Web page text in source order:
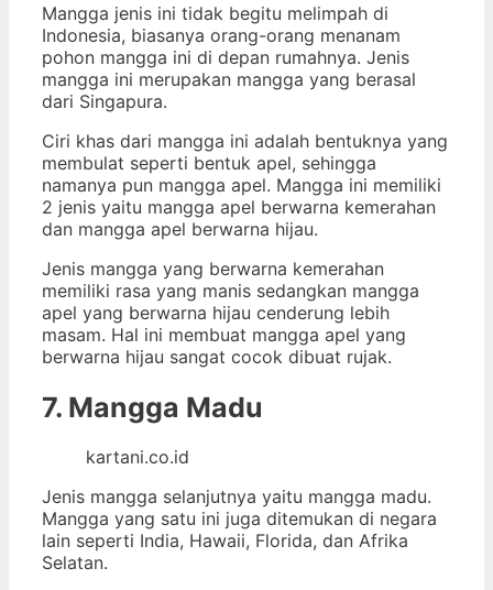
Mangga jenis ini tidak begitu melimpah di
Indonesia, biasanya orang-orang menanam
pohon mangga ini di depan rumahnya. Jenis
mangga ini merupakan mangga yang berasal
dari Singapura.
Ciri khas dari mangga ini adalah bentuknya yang
membulat seperti bentuk apel, sehingga
namanya pun mangga apel. Mangga ini memiliki
2 jenis yaitu mangga apel berwarna kemerahan
dan mangga apel berwarna hijau.
Jenis mangga yang berwarna kemerahan
memiliki rasa yang manis sedangkan mangga
apel yang berwarna hijau cenderung lebih
masam. Hal ini membuat mangga apel yang
berwarna hijau sangat cocok dibuat rujak.
7. Mangga Madu
kartani.co.id
Jenis mangga selanjutnya yaitu mangga madu.
Mangga yang satu ini juga ditemukan di negara
lain seperti India, Hawaii, Florida, dan Afrika
Selatan.